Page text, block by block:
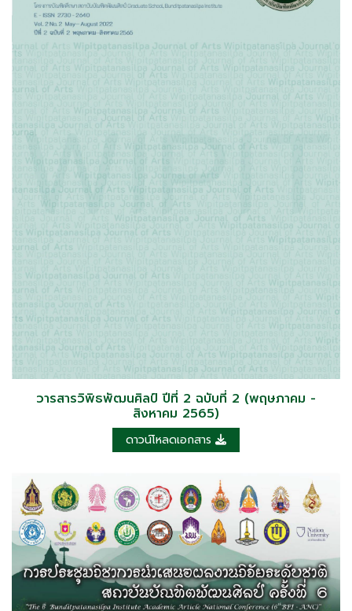
วารสารวิพิธพัฒนศิลป์ ปีที่ 2 ฉบับที่ 2 (พฤษภาคม -
สิงหาคม 2565)
ดาวน์โหลดเอกสาร